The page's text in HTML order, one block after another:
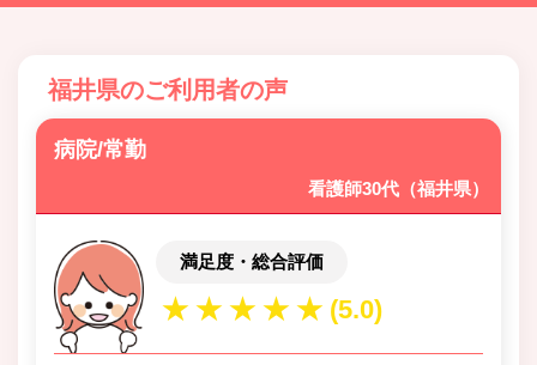
福井県のご利用者の声
病院/常勤
看護師30代（福井県）
満足度・総合評価